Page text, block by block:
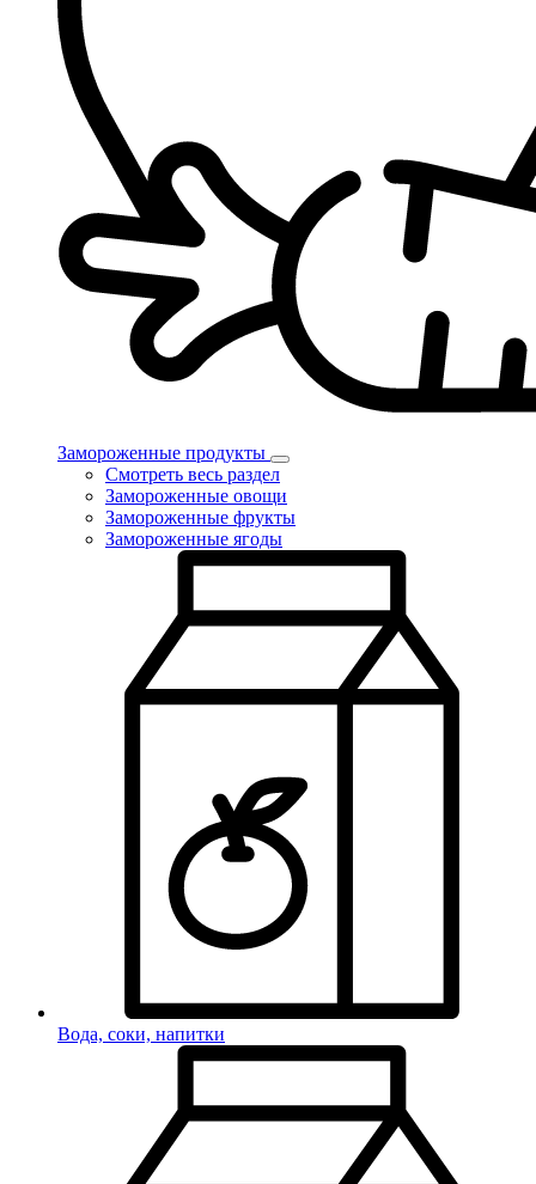
Замороженные продукты
Смотреть весь раздел
Замороженные овощи
Замороженные фрукты
Замороженные ягоды
Вода, соки, напитки